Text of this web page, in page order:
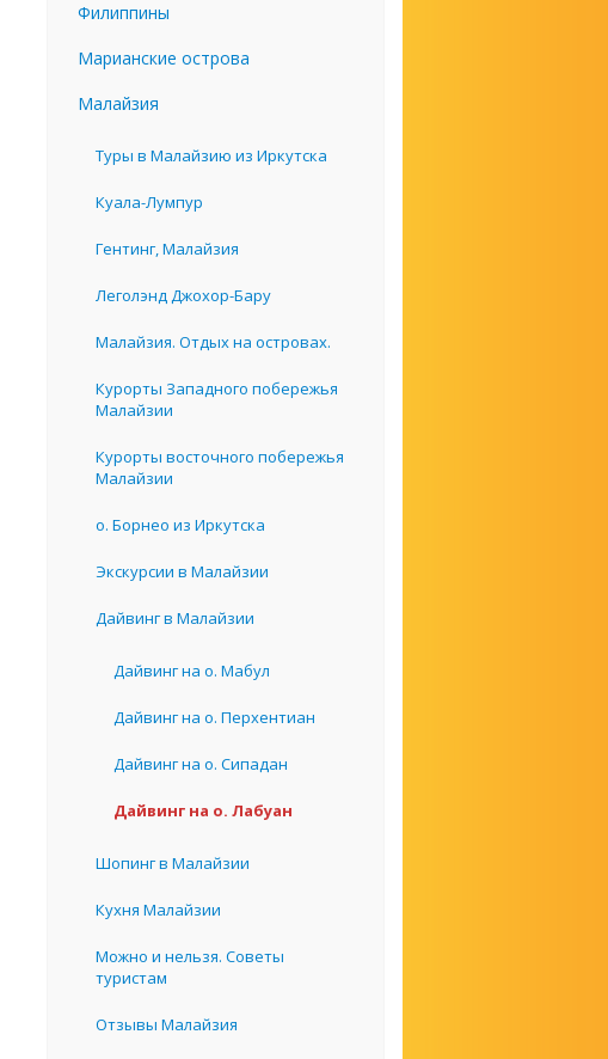
Филиппины
Марианские острова
Малайзия
Туры в Малайзию из Иркутска
Куала-Лумпур
Гентинг, Малайзия
Леголэнд Джохор-Бару
Малайзия. Отдых на островах.
Курорты Западного побережья
Малайзии
Курорты восточного побережья
Малайзии
о. Борнео из Иркутска
Экскурсии в Малайзии
Дайвинг в Малайзии
Дайвинг на о. Мабул
Дайвинг на о. Перхентиан
Дайвинг на о. Сипадан
Дайвинг на о. Лабуан
Шопинг в Малайзии
Кухня Малайзии
Можно и нельзя. Советы
туристам
Отзывы Малайзия